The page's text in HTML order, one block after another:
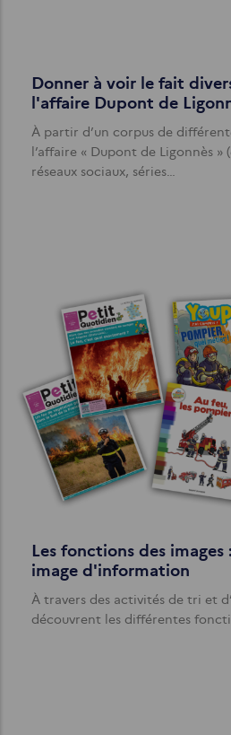
Donner à voir le fait
l'affaire Dupont de
À partir d’un corpus de
l’affaire « Dupont de Ligonnès »
réseaux sociaux, séries…
Les fonctions des
image d'information
À travers des activités de tri et
découvrent les différentes